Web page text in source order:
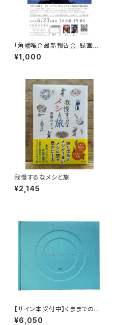
「角幡唯介最新報告会」録画視
聴権
¥1,000
我慢するなメシと旅
¥2,145
【サイン本受付中】くままでのお
さらい〈特装新版〉
¥6,050